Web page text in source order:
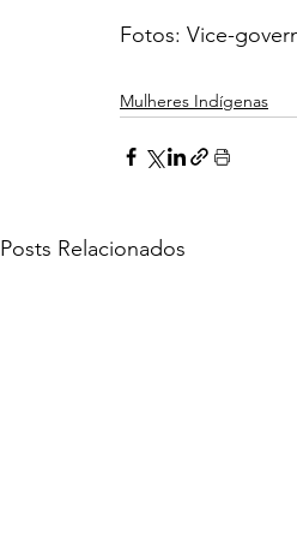
Fotos: Vice-
Mulheres Indígenas
Posts Relacionados